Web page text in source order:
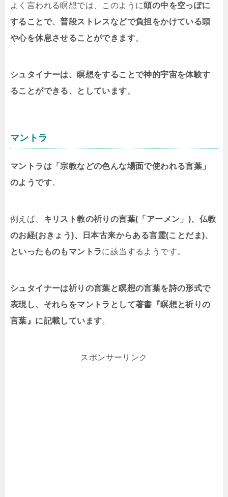
よく言われる瞑想では、このように頭の中を空っぽに
することで、普段ストレスなどで負担をかけている頭
や心を休息させることができます。
シュタイナーは、瞑想をすることで神的宇宙を体験す
ることができる、としています。
マントラ
マントラは「宗教などの色んな場面で使われる言葉」
のようです。
例えば、 キリスト教の祈りの言葉(「アーメン」)、仏教
のお経(おきょう)、日本古来からある言霊(ことだま)、
といったものもマントラに該当するようです。
シュタイナーは祈りの言葉と瞑想の言葉を詩の形式で
表現し、それらをマントラとして著書『瞑想と祈りの
言葉』に記載しています。
スポンサーリンク